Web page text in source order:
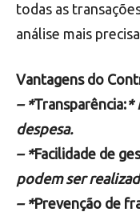
todas as
análise mais
Vantagens do
– *Transparência:*
despesa.
– *Facilidade de
podem ser
– *Prevenção de